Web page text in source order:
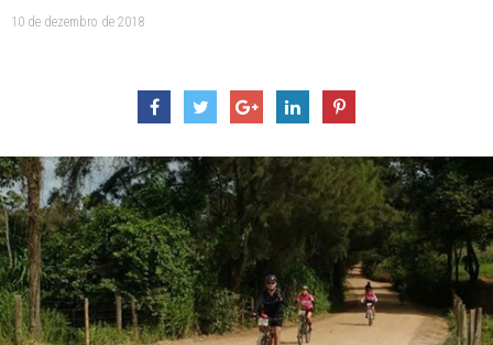
10 de dezembro de 2018